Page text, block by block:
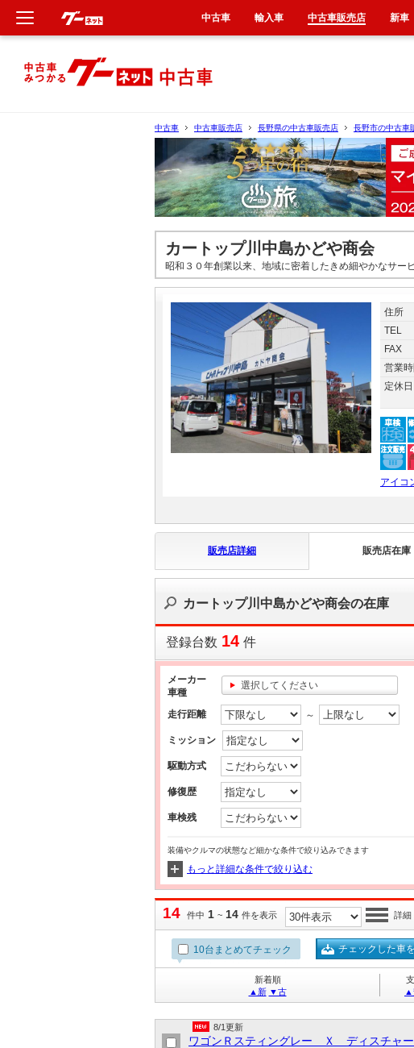
中古車 中古車販売店 長野県の中古車販売店 長野市の中古車
カートップ川中島かどや商会
昭和３０年創業以来、地域に密着したきめ細やかなサ
住所
TEL
FAX
営業時
定休日
アイコ
販売店詳細 販売店在庫
カートップ川中島かどや商会の在庫
登録台数 14 件
メーカー
車種
選択してください
走行距離 ～
ミッション
駆動方式
修復歴
車検残
装備やクルマの状態など細かな条件で絞り込みできます
もっと詳細な条件で絞り込む
14 件中 1 ~ 14 件を表示 詳細
10台まとめてチェック チェックした車
新着順
▲新 ▼古
▲
8/1更新
ワゴンＲスティングレー Ｘ ディスチャー
中古車 輸入車 中古車販売店 新車
新車